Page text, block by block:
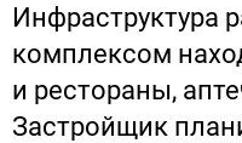
Инфраструктура
комплексом
и рестораны,
Застройщик